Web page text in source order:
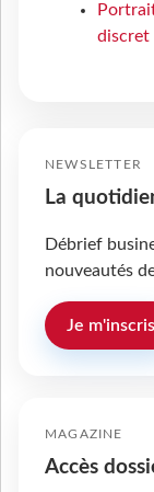
discret
NEWSLETTER
La
Débrief
nouveautés
Je m'inscris
MAGAZINE
Accès